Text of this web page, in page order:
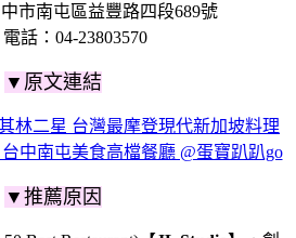
市南屯區益豐路四段689號
電話： 04-23803570
▼原文連結
林二星 台灣最摩登現代新加坡料理
中南屯美食高檔餐廳 @蛋寶趴趴go
▼推薦原因